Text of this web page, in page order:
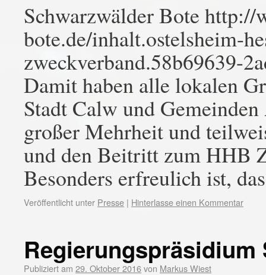
Schwarzwälder Bote http://
bote.de/inhalt.ostelsheim-
zweckverband.58b69639-
Damit haben alle lokalen
Stadt Calw und
großer Mehrheit und
und den Beitritt zum HHB
Besonders erfreulich ist,
Veröffentlicht unter Presse | Hinterlasse einen Kommentar
Publiziert am 29. Oktober 2016von Markus Wiest